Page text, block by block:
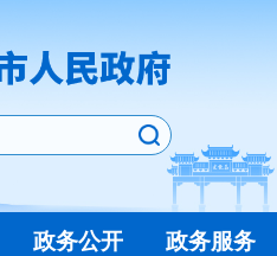
政务公开
政务服务